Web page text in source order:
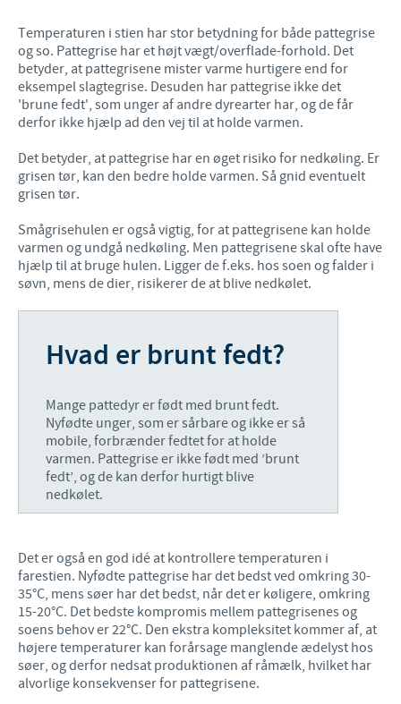
Temperaturen i stien har stor betydning for både pattegrise
og so. Pattegrise har et højt vægt/overflade-forhold. Det
betyder, at pattegrisene mister varme hurtigere end for
eksempel slagtegrise. Desuden har pattegrise ikke det
'brune fedt', som unger af andre dyrearter har, og de får
derfor ikke hjælp ad den vej til at holde varmen.
Det betyder, at pattegrise har en øget risiko for nedkøling. Er
grisen tør, kan den bedre holde varmen. Så gnid eventuelt
grisen tør.
Smågrisehulen er også vigtig, for at pattegrisene kan holde
varmen og undgå nedkøling. Men pattegrisene skal ofte have
hjælp til at bruge hulen. Ligger de f.eks. hos soen og falder i
søvn, mens de dier, risikerer de at blive nedkølet.
Hvad er brunt fedt?
Mange pattedyr er født med brunt fedt.
Nyfødte unger, som er sårbare og ikke er så
mobile, forbrænder fedtet for at holde
varmen. Pattegrise er ikke født med ’brunt
fedt’, og de kan derfor hurtigt blive
nedkølet.
Det er også en god idé at kontrollere temperaturen i
farestien. Nyfødte pattegrise har det bedst ved omkring 30-
35°C, mens søer har det bedst, når det er køligere, omkring
15-20°C. Det bedste kompromis mellem pattegrisenes og
soens behov er 22°C. Den ekstra kompleksitet kommer af, at
højere temperaturer kan forårsage manglende ædelyst hos
søer, og derfor nedsat produktionen af råmælk, hvilket har
alvorlige konsekvenser for pattegrisene.